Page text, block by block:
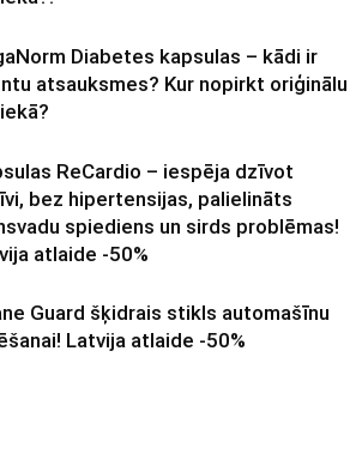
Diabetes kapsulas – kādi ir
atsauksmes? Kur nopirkt oriģinālu
ReCardio – iespēja dzīvot
bez hipertensijas, palielināts
spiediens un sirds problēmas!
atlaide -50%
Guard šķidrais stikls automašīnu
Latvija atlaide -50%